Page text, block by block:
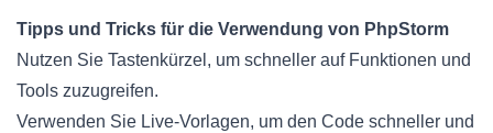
Tipps und Tricks für die Verwendung von PhpStorm
Nutzen Sie Tastenkürzel, um schneller auf Funktionen und
Tools zuzugreifen.
Verwenden Sie Live-Vorlagen, um den Code schneller und